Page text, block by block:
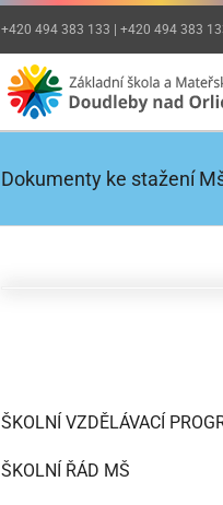
+420 494 383 133 | +420 494 383
Dokumenty ke stažení
ŠKOLNÍ VZDĚLÁVACÍ
ŠKOLNÍ ŘÁD MŠ